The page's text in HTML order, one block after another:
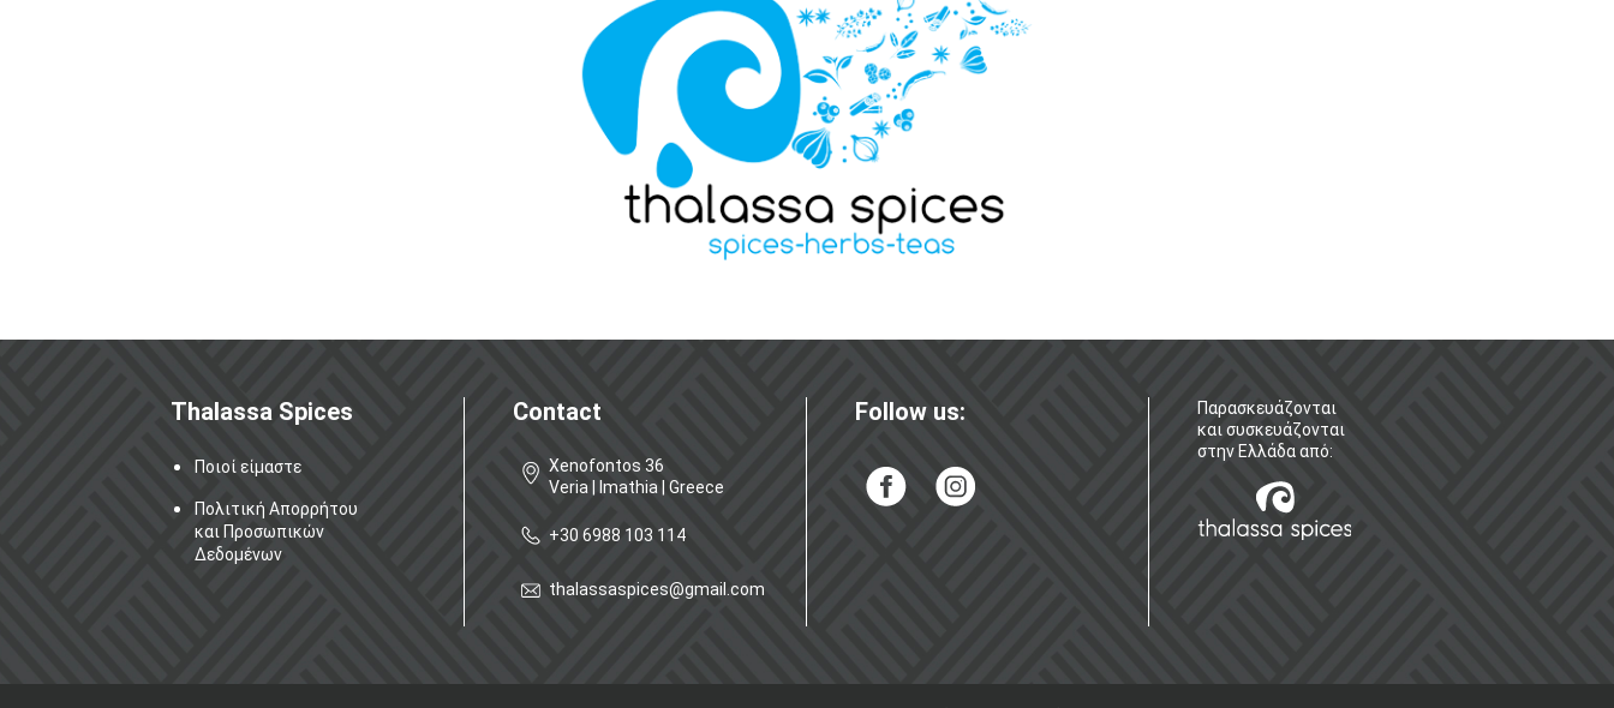
Thalassa Spices
Ποιοί είμαστε
Πολιτική Απορρήτου
και Προσωπικών
Δεδομένων
Contact
Xenofontos 36
Veria | Imathia | Greece
+30 6988 103 114
thalassaspices@gmail.com
Follow us:
Παρασκευάζονται
και συσκευάζονται
στην Ελλάδα από: